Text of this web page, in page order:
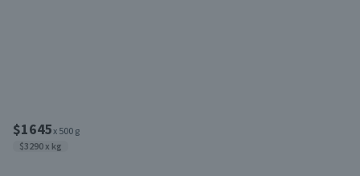
$1645x 500 g
$3290 x kg